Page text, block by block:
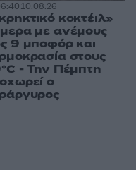
10.08.26
κοκτέιλ»
με ανέμους
9 μποφόρ και
στους
- Την Πέμπτη
ο